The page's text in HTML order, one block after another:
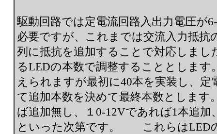
駆動回路では定電流回路入出力電圧が
必要ですが、これまでは交流入力抵抗
列に抵抗を追加することで対応しま
るLEDの本数で調整することとしま
えられますが最初に40本を実装し、定
て追加本数を決めて最終本数としま
ば追加無し、１0-12Vであれば1本追加
といった次第です。 これらはLED